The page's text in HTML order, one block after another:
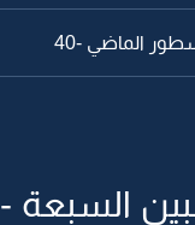
الماضي -40
السبعة -66